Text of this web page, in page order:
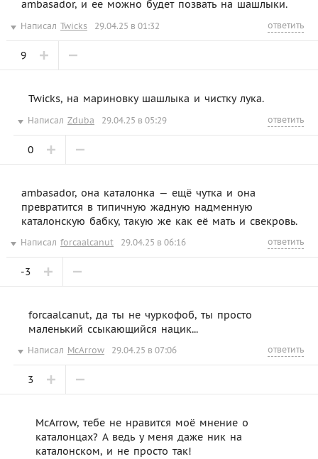
ambasador, и ее можно будет позвать на шашлыки.
Написал Twicks 29.04.25 в 01:32 ответить
9
Twicks, на мариновку шашлыка и чистку лука.
Написал Zduba 29.04.25 в 05:29 ответить
0
ambasador, она каталонка — ещё чутка и она
превратится в типичную жадную надменную
каталонскую бабку, такую же как её мать и свекровь.
Написал forcaalcanut 29.04.25 в 06:16 ответить
-3
forcaalcanut, да ты не чуркофоб, ты просто
маленький ссыкающийся нацик...
Написал McArrow 29.04.25 в 07:06 ответить
3
McArrow, тебе не нравится моё мнение о
каталонцах? А ведь у меня даже ник на
каталонском, и не просто так!